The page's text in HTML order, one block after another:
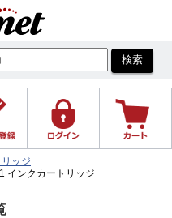
ッジ
インクカートリッジ